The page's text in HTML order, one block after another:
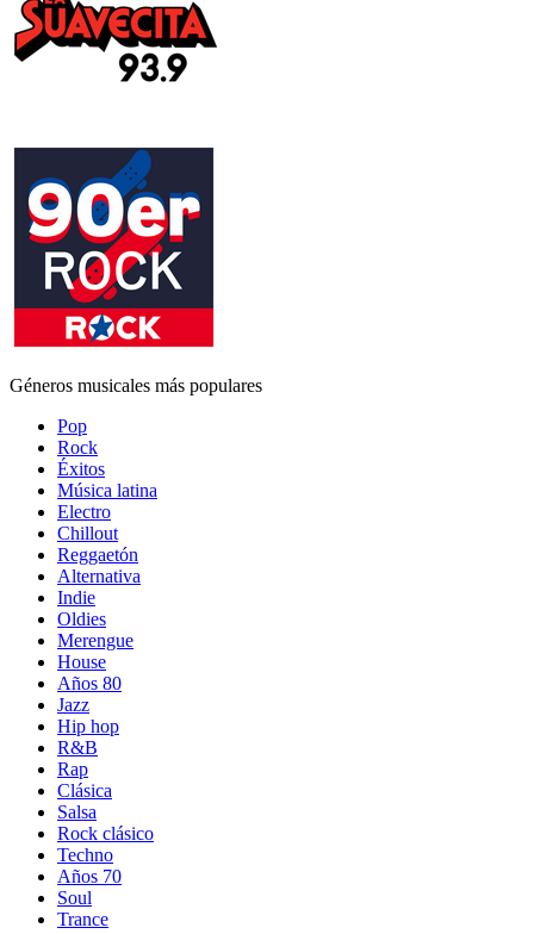
Géneros musicales más populares
Pop
Rock
Éxitos
Música latina
Electro
Chillout
Reggaetón
Alternativa
Indie
Oldies
Merengue
House
Años 80
Jazz
Hip hop
R&B
Rap
Clásica
Salsa
Rock clásico
Techno
Años 70
Soul
Trance